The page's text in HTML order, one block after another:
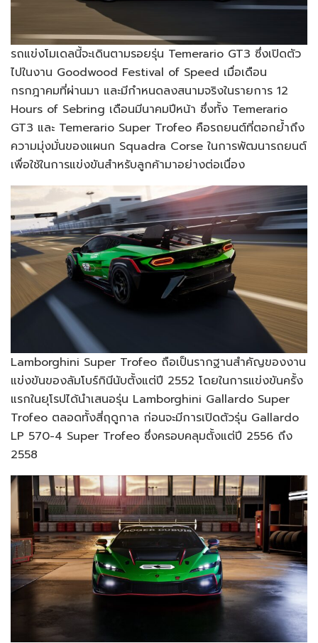
รถแข่งโมเดลนี้จะเดินตามรอยรุ่น Temerario GT3 ซึ่งเปิดตัว
ไปในงาน Goodwood Festival of Speed เมื่อเดือน
กรกฎาคมที่ผ่านมา และมีกำหนดลงสนามจริงในรายการ 12
Hours of Sebring เดือนมีนาคมปีหน้า ซึ่งทั้ง Temerario
GT3 และ Temerario Super Trofeo คือรถยนต์ที่ตอกย้ำถึง
ความมุ่งมั่นของแผนก Squadra Corse ในการพัฒนารถยนต์
เพื่อใช้ในการแข่งขันสำหรับลูกค้ามาอย่างต่อเนื่อง
Lamborghini Super Trofeo ถือเป็นรากฐานสำคัญของงาน
แข่งขันของลัมโบร์กินีนับตั้งแต่ปี 2552 โดยในการแข่งขันครั้ง
แรกในยุโรปได้นำเสนอรุ่น Lamborghini Gallardo Super
Trofeo ตลอดทั้งสี่ฤดูกาล ก่อนจะมีการเปิดตัวรุ่น Gallardo
LP 570-4 Super Trofeo ซึ่งครอบคลุมตั้งแต่ปี 2556 ถึง
2558